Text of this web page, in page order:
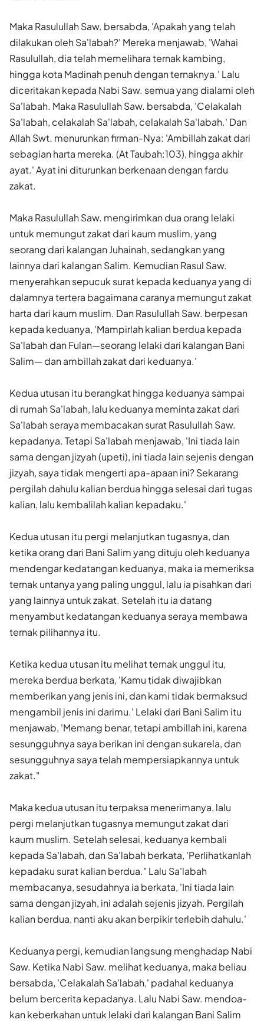
Maka Rasulullah Saw. bersabda, 'Apakah yang telah
dilakukan oleh Sa'labah?' Mereka menjawab, 'Wahai
Rasulullah, dia telah memelihara ternak kambing,
hingga kota Madinah penuh dengan ternaknya.' Lalu
diceritakan kepada Nabi Saw. semua yang dialami oleh
Sa'labah. Maka Rasulullah Saw. bersabda, 'Celakalah
Sa'labah, celakalah Sa'labah, celakalah Sa'labah.' Dan
Allah Swt. menurunkan firman-Nya: 'Ambillah zakat dari
sebagian harta mereka. (At Taubah:103), hingga akhir
ayat.' Ayat ini diturunkan berkenaan dengan fardu
zakat.
Maka Rasulullah Saw. mengirimkan dua orang lelaki
untuk me­mungut zakat dari kaum muslim, yang
seorang dari kalangan Juhainah, sedangkan yang
lainnya dari kalangan Salim. Kemudian Rasul Saw.
menyerahkan sepucuk surat kepada keduanya yang di
dalamnya tertera bagaimana caranya memungut zakat
harta dari kaum muslim. Dan Rasulullah Saw. berpesan
kepada keduanya, 'Mampirlah kalian berdua kepada
Sa'labah dan Fulan—seorang lelaki dari kalangan Bani
Salim— dan ambillah zakat dari keduanya.'
Kedua utusan itu berangkat hingga keduanya sampai
di rumah Sa'labah, lalu keduanya meminta zakat dari
Sa'labah seraya mem­bacakan surat Rasulullah Saw.
kepadanya. Tetapi Sa'labah menjawab, 'Ini tiada lain
sama dengan jizyah (upeti), ini tiada lain sejenis dengan
jizyah, saya tidak mengerti apa-apaan ini? Sekarang
pergilah dahulu kalian berdua hingga selesai dari tugas
kalian, lalu kembalilah kalian kepadaku.'
Kedua utusan itu pergi melanjutkan tugasnya, dan
ketika orang dari Bani Salim yang dituju oleh keduanya
mendengar kedatangan keduanya, maka ia memeriksa
ternak untanya yang paling unggul, lalu ia pisahkan dari
yang lainnya untuk zakat. Setelah itu ia datang
menyambut kedatangan keduanya seraya membawa
ternak pilihannya itu.
Ketika kedua utusan itu melihat ternak unggul itu,
mereka berdua berkata, 'Kamu tidak diwajibkan
memberikan yang jenis ini, dan kami tidak bermaksud
mengambil jenis ini darimu.' Lelaki dari Bani Salim itu
menjawab, 'Memang benar, tetapi ambillah ini, karena
sesungguhnya saya berikan ini dengan sukarela, dan
sesungguhnya saya telah mem­persiapkannya untuk
zakat."
Maka kedua utusan itu terpaksa menerimanya, lalu
pergi melanjut­kan tugasnya memungut zakat dari
kaum muslim. Setelah selesai, keduanya kembali
kepada Sa'labah, dan Sa'labah berkata, 'Perlihatkanlah
kepadaku surat kalian berdua." Lalu Sa'labah
membacanya, sesudahnya ia berkata, 'Ini tiada lain
sama dengan jizyah, ini adalah sejenis jizyah. Pergilah
kalian berdua, nanti aku akan berpikir terlebih dahulu.'
Keduanya pergi, kemudian langsung menghadap Nabi
Saw. Ketika Nabi Saw. melihat keduanya, maka beliau
bersabda, 'Celakalah Sa'labah,' padahal keduanya
belum bercerita kepadanya. Lalu Nabi Saw. mendoa­
kan keberkahan untuk lelaki dari kalangan Bani Salim